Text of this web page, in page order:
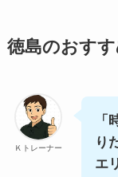
徳島のおす
Ｋトレーナー
「
り
エ